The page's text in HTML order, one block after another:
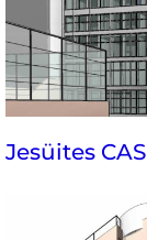
Jesüites